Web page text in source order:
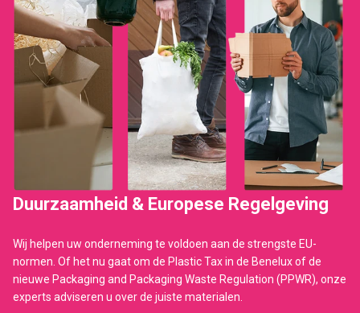
Duurzaamheid & Europese Regelgeving
Wij helpen uw onderneming te voldoen aan de strengste EU-
normen. Of het nu gaat om de Plastic Tax in de Benelux of de
nieuwe Packaging and Packaging Waste Regulation (PPWR), onze
experts adviseren u over de juiste materialen.